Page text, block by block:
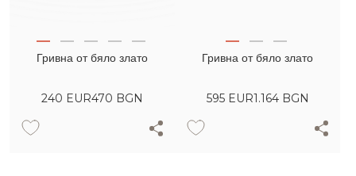
Гривна от бяло злато
240 EUR470 BGN
Гривна от бяло злато
595 EUR1.164 BGN